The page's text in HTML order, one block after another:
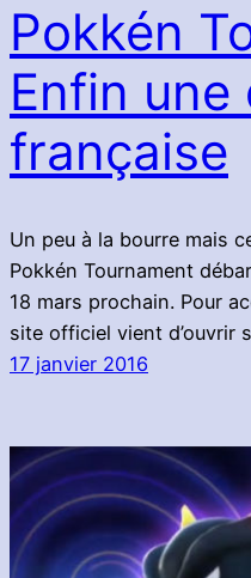
Pokkén
Enfin une
française
Un peu à la bourre mais
Pokkén Tournament
18 mars prochain. Pour
site officiel vient d’ouvrir
17 janvier 2016